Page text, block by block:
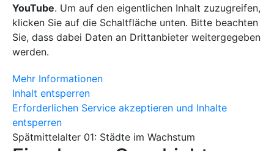
YouTube. Um auf den eigentlichen Inhalt zuzugreifen,
klicken Sie auf die Schaltfläche unten. Bitte beachten
Sie, dass dabei Daten an Drittanbieter weitergegeben
werden.
Mehr Informationen
Inhalt entsperren
Erforderlichen Service akzeptieren und Inhalte
entsperren
Spätmittelalter 01: Städte im Wachstum